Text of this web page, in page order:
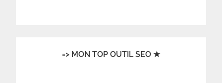
=> MON TOP OUTIL SEO ★